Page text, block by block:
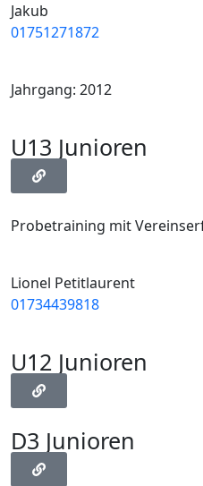
Jakub
01751271872
Jahrgang: 2012
U13 Junioren
Probetraining mit
Lionel Petitlaurent
01734439818
U12 Junioren
D3 Junioren